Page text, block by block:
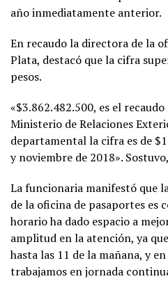
año inmediatamente anterior.
En recaudo la directora de la
Plata, destacó que la cifra
pesos.
«$3.862.482.500, es el
Ministerio de Relaciones
departamental la cifra es de
y noviembre de 2018».
La funcionaria manifestó que
de la oficina de pasaportes es
horario ha dado espacio a
amplitud en la atención, ya
hasta las 11 de la mañana, y
trabajamos en jornada